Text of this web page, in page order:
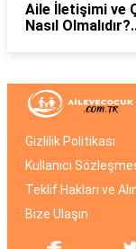
Aile İletişimi ve
Nasıl
Gizlilik Politikası
Kullanıcı
Teklif Hakları ve
Bize Ulaşın